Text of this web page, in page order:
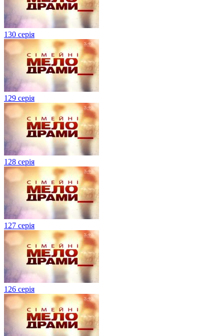
130 серія
129 серія
128 серія
127 серія
126 серія